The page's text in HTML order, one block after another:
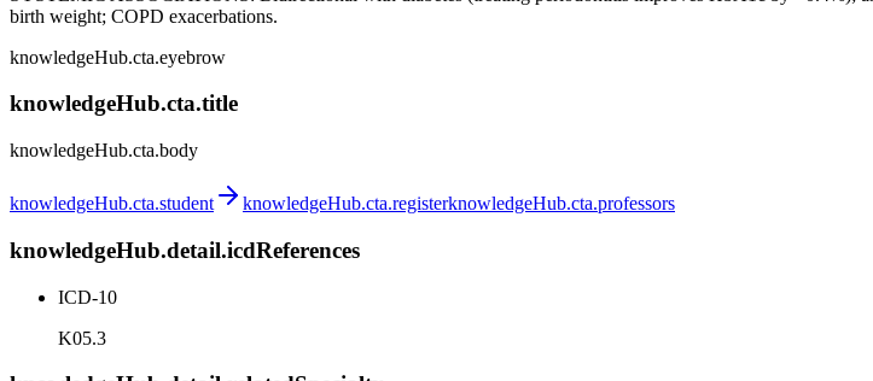
birth weight; COPD exacerbations.
knowledgeHub.cta.eyebrow
knowledgeHub.cta.title
knowledgeHub.cta.body
knowledgeHub.cta.student knowledgeHub.cta.registerknowledgeHub.cta.professors
knowledgeHub.detail.icdReferences
ICD-10
K05.3